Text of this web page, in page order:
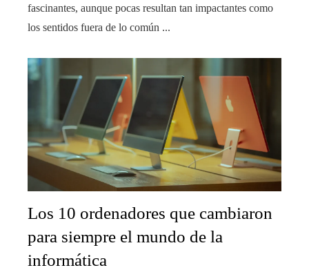
fascinantes, aunque pocas resultan tan impactantes como
los sentidos fuera de lo común ...
Los 10 ordenadores que cambiaron
para siempre el mundo de la
informática